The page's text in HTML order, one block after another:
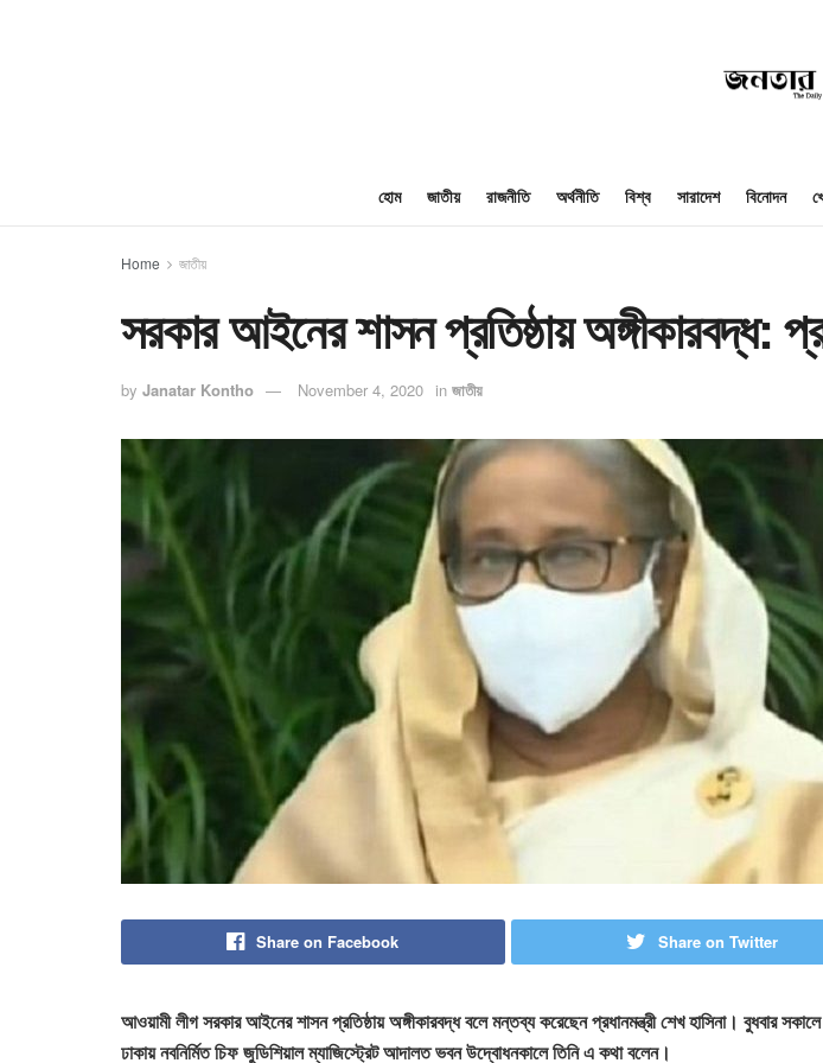
হোম জাতীয় রাজনীতি অর্থনীতি বিশ্ব সারাদেশ বিনোদন
Home জাতীয়
সরকার আইনের শাসন প্রতিষ্ঠায় অঙ্গীকারবদ্ধ:
by Janatar Kontho November 4, 2020 in জাতীয়
Share on Facebook Share on Twitter
আওয়ামী লীগ সরকার আইনের শাসন প্রতিষ্ঠায় অঙ্গীকারবদ্ধ বলে মন্তব্য করেছেন প্রধানমন্ত্রী শেখ হাসিনা। বুধবার
ঢাকায় নবনির্মিত চিফ জুডিশিয়াল ম্যাজিস্ট্রেট আদালত ভবন উদ্বোধনকালে তিনি এ কথা বলেন।